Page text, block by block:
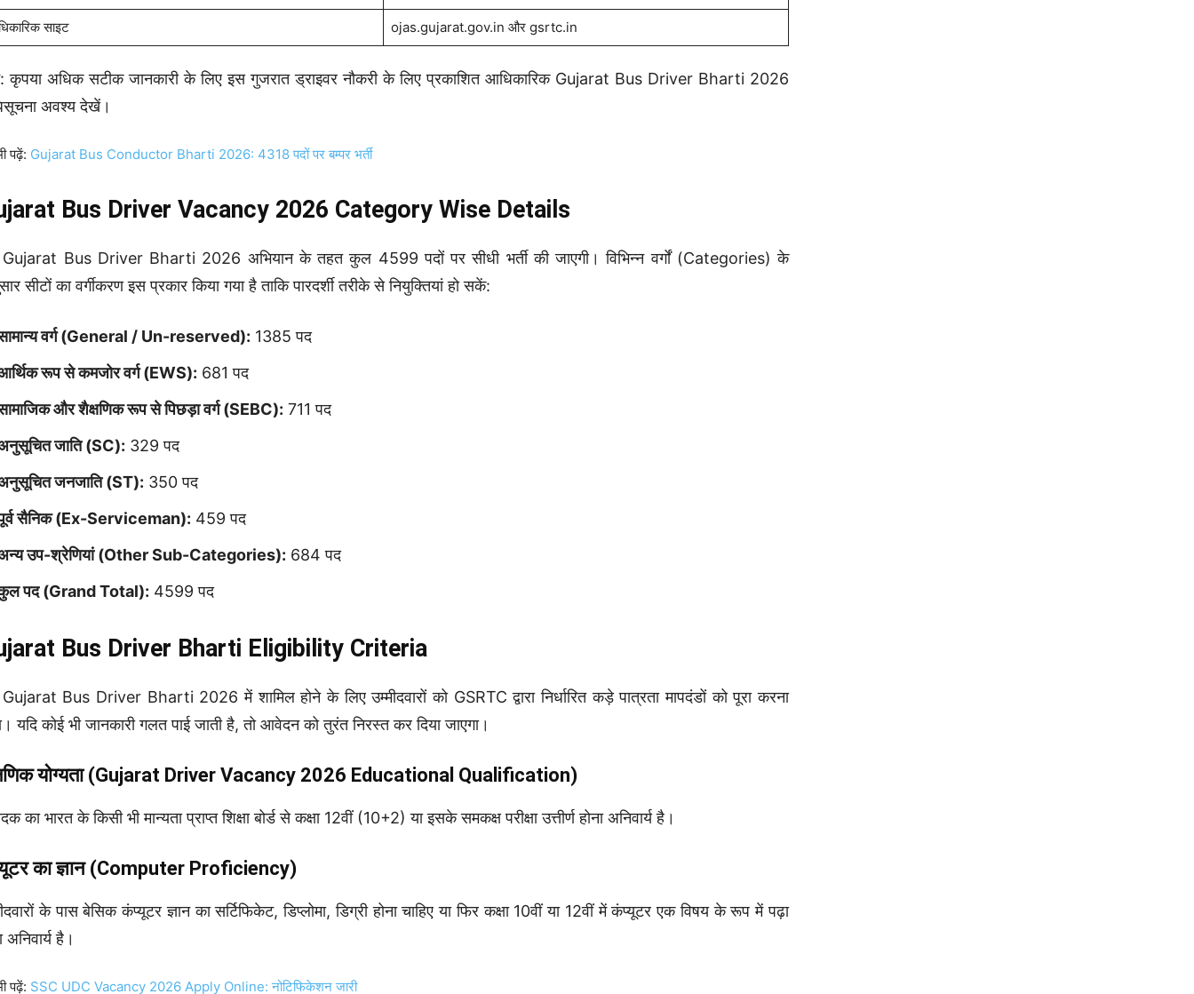
साइट ojas.gujarat.gov.in और gsrtc.in
कृपया अधिक सटीक जानकारी के लिए इस गुजरात ड्राइवर नौकरी के लिए प्रकाशित आधिकारिक Gujarat Bus Driver Bharti 2026
अवश्य देखें।
पढ़ें: Gujarat Bus Conductor Bharti 2026: 4318 पदों पर बम्पर भर्ती
Bus Driver Vacancy 2026 Category Wise Details
Bus Driver Bharti 2026 अभियान के तहत कुल 4599 पदों पर सीधी भर्ती की जाएगी। विभिन्न वर्गों (Categories) के
सीटों का वर्गीकरण इस प्रकार किया गया है ताकि पारदर्शी तरीके से नियुक्तियां हो सकें:
वर्ग (General / Un-reserved): 1385 पद
रूप से कमजोर वर्ग (EWS): 681 पद
और शैक्षणिक रूप से पिछड़ा वर्ग (SEBC): 711 पद
जाति (SC): 329 पद
जनजाति (ST): 350 पद
सैनिक (Ex-Serviceman): 459 पद
उप-श्रेणियां (Other Sub-Categories): 684 पद
पद (Grand Total): 4599 पद
Bus Driver Bharti Eligibility Criteria
Bus Driver Bharti 2026 में शामिल होने के लिए उम्मीदवारों को GSRTC द्वारा निर्धारित कड़े पात्रता मापदंडों को पूरा करना
यदि कोई भी जानकारी गलत पाई जाती है, तो आवेदन को तुरंत निरस्त कर दिया जाएगा।
योग्यता (Gujarat Driver Vacancy 2026 Educational Qualification)
का भारत के किसी भी मान्यता प्राप्त शिक्षा बोर्ड से कक्षा 12वीं (10+2) या इसके समकक्ष परीक्षा उत्तीर्ण होना अनिवार्य है।
का ज्ञान (Computer Proficiency)
के पास बेसिक कंप्यूटर ज्ञान का सर्टिफिकेट, डिप्लोमा, डिग्री होना चाहिए या फिर कक्षा 10वीं या 12वीं में कंप्यूटर एक विषय के रूप में पढ़ा
अनिवार्य है।
पढ़ें: SSC UDC Vacancy 2026 Apply Online: नोटिफिकेशन जारी